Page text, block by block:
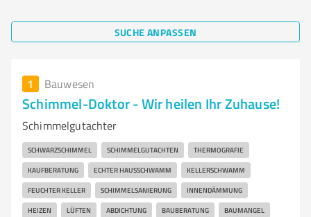
SUCHE ANPASSEN
1 Bauwesen
Schimmel-Doktor - Wir heilen Ihr Zuhause!
Schimmelgutachter
SCHWARZSCHIMMEL SCHIMMELGUTACHTEN THERMOGRAFIE
KAUFBERATUNG ECHTER HAUSSCHWAMM KELLERSCHWAMM
FEUCHTER KELLER SCHIMMELSANIERUNG INNENDÄMMUNG
HEIZEN LÜFTEN ABDICHTUNG BAUBERATUNG BAUMANGEL